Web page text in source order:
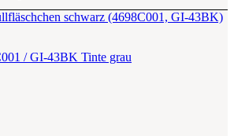
/ GI-43BK Tinte grau